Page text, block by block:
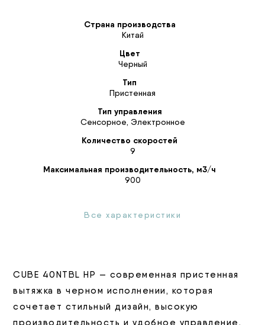
Страна производства
Китай
Цвет
Черный
Тип
Пристенная
Тип управления
Сенсорное, Электронное
Количество скоростей
9
Максимальная производительность, м3/ч
900
Все характеристики
CUBE 40NTBL HP — современная пристенная
вытяжка в черном исполнении, которая
сочетает стильный дизайн, высокую
производительность и удобное управление.